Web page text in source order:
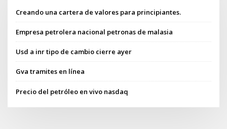
Creando una cartera de valores para principiantes.
Empresa petrolera nacional petronas de malasia
Usd a inr tipo de cambio cierre ayer
Gva tramites en línea
Precio del petróleo en vivo nasdaq